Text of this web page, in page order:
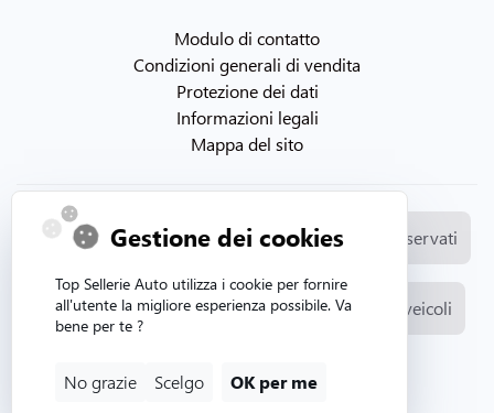
Modulo di contatto
Condizioni generali di vendita
Protezione dei dati
Informazioni legali
Mappa del sito
© Copyright 2026. Topsellerieauto Tutti i diritti riservati
Fabbricazione e vendita di rivestimenti per autoveicoli
Sito web creato da Aurion web agency
Gestione dei cookies
Top Sellerie Auto utilizza i cookie per fornire
all'utente la migliore esperienza possibile. Va
bene per te ?
No grazie Scelgo OK per me